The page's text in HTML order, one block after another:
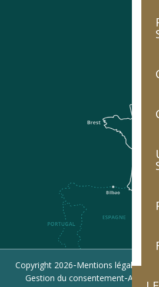
Copyright 2026-Mentions légales-
Gestion du consentement-